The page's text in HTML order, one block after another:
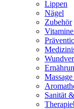
Lippen
Nägel
Zubehör
Sanität